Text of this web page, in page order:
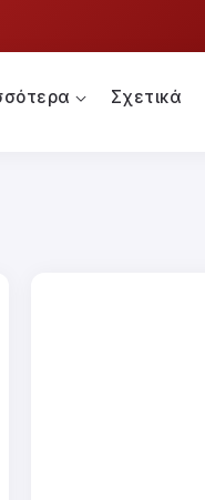
Σχετικά